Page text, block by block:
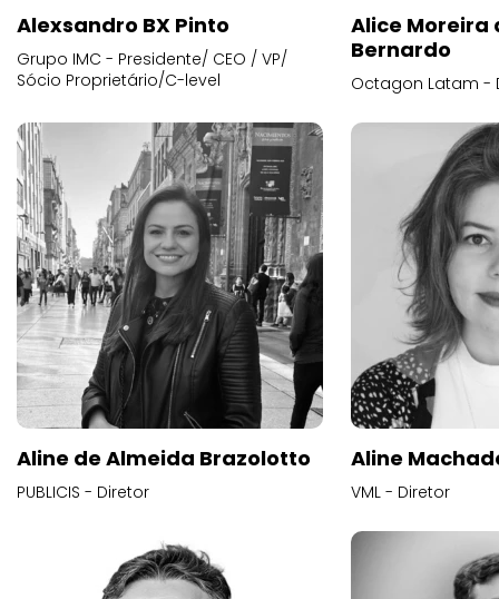
Alexsandro BX Pinto
Grupo IMC - Presidente/ CEO / VP/
Sócio Proprietário/C-level
Alice
Bernardo
Octagon Latam -
Aline de Almeida Brazolotto
PUBLICIS - Diretor
Aline
VML - Diretor